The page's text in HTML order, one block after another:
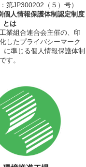
第JP300202（５）号）
個人情報保護体制認定制度
とは
業組合連合会主催の、印
したプライバシーマーク
に準じる個人情報保護体制
す。